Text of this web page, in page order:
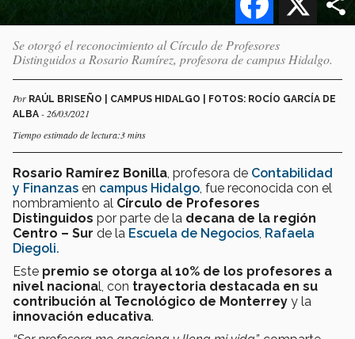
Se otorgó el reconocimiento al Círculo de Profesores
Distinguidos a Rosario Ramírez, profesora de campus Hidalgo.
Por RAÚL BRISEÑO | CAMPUS HIDALGO | FOTOS: ROCÍO GARCÍA DE
ALBA - 26/03/2021
Tiempo estimado de lectura:3 mins
Rosario Ramírez Bonilla , profesora de Contabilidad
y Finanzas en campus Hidalgo , fue reconocida con el
nombramiento al Círculo de Profesores
Distinguidos por parte de la decana de la región
Centro – Sur de la Escuela de Negocios Rafaela
Diegoli.
Este premio se otorga al 10% de los profesores a
nivel nacional, con trayectoria destacada en su
contribución al Tecnológico de Monterrey y la
innovación educativa.